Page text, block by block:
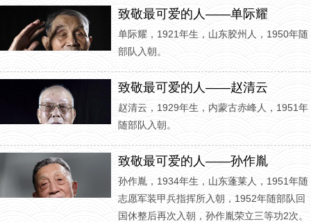
致敬最可爱的人——单际耀
单际耀，1921年生，山东胶州人，1950年随
部队入朝。
致敬最可爱的人——赵清云
赵清云，1929年生，内蒙古赤峰人，1951年
随部队入朝。
致敬最可爱的人——孙作胤
孙作胤，1934年生，山东蓬莱人，1951年随
志愿军装甲兵指挥所入朝，1952年随部队回
国休整后再次入朝，孙作胤荣立三等功2次。